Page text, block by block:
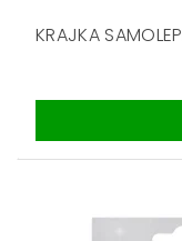
KRAJKA